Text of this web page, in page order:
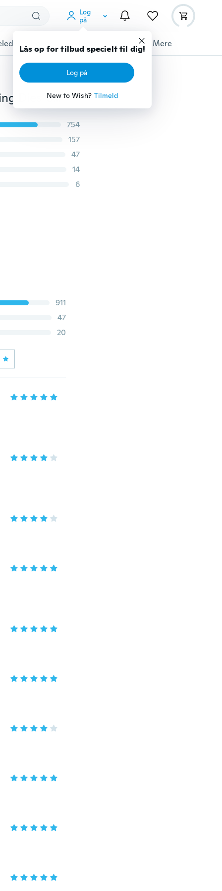
Log
på
Lås op for tilbud specielt til dig!
Log på
New to Wish? Tilmeld
Gadgets Værktøj Mere
Ny stilfuld tilpasset baggrundsfilm Stencil Metal Cutting Dies Cut Practice Practice Hands-on DIY Scrapbooking Album Craft
754
157
47
14
6
911
47
20